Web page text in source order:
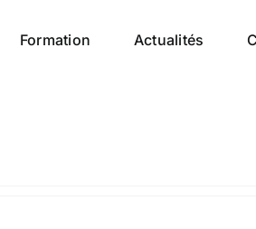
Formation Actualités